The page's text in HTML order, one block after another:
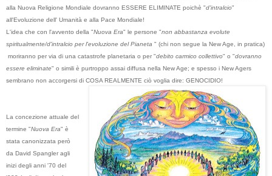
alla Nuova Religione Mondiale dovranno ESSERE ELIMINATE poichè "d'intralcio"
all'Evoluzione dell' Umanità e alla Pace Mondiale!
L'idea che con l'avvento della "Nuova Era" le persone "non abbastanza evolute
spiritualmente/d'intralcio per l'evoluzione del Pianeta " (chi non segue la New Age, in pratica)
moriranno per via di una catastrofe planetaria o per "debito carmico collettivo" o "dovranno
essere eliminate" o simili è purtroppo assai diffusa nella New Age; e spesso i New Agers
sembrano non accorgersi di COSA REALMENTE ciò voglia dire: GENOCIDIO!
La concezione attuale del
termine "Nuova Era" è
stata canonizzata però
da David Spangler agli
inizi degli anni '70 del